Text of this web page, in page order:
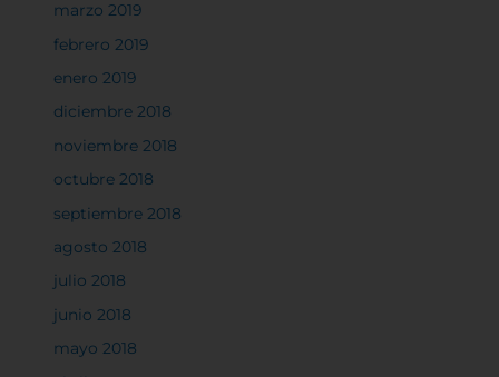
marzo 2019
febrero 2019
enero 2019
diciembre 2018
noviembre 2018
octubre 2018
septiembre 2018
agosto 2018
julio 2018
junio 2018
mayo 2018